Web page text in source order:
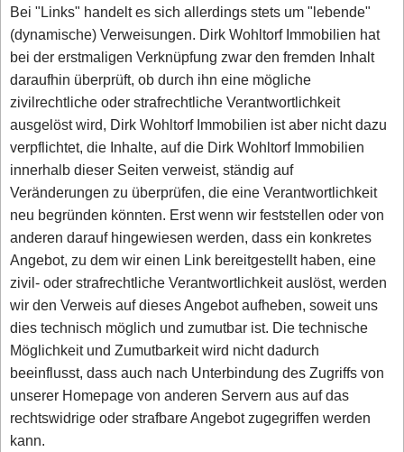
Bei "Links" handelt es sich allerdings stets um "lebende"
(dynamische) Verweisungen. Dirk Wohltorf Immobilien hat
bei der erstmaligen Verknüpfung zwar den fremden Inhalt
daraufhin überprüft, ob durch ihn eine mögliche
zivilrechtliche oder strafrechtliche Verantwortlichkeit
ausgelöst wird, Dirk Wohltorf Immobilien ist aber nicht dazu
verpflichtet, die Inhalte, auf die Dirk Wohltorf Immobilien
innerhalb dieser Seiten verweist, ständig auf
Veränderungen zu überprüfen, die eine Verantwortlichkeit
neu begründen könnten. Erst wenn wir feststellen oder von
anderen darauf hingewiesen werden, dass ein konkretes
Angebot, zu dem wir einen Link bereitgestellt haben, eine
zivil- oder strafrechtliche Verantwortlichkeit auslöst, werden
wir den Verweis auf dieses Angebot aufheben, soweit uns
dies technisch möglich und zumutbar ist. Die technische
Möglichkeit und Zumutbarkeit wird nicht dadurch
beeinflusst, dass auch nach Unterbindung des Zugriffs von
unserer Homepage von anderen Servern aus auf das
rechtswidrige oder strafbare Angebot zugegriffen werden
kann.